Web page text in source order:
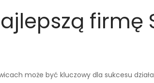
firmę
może być kluczowy dla sukcesu